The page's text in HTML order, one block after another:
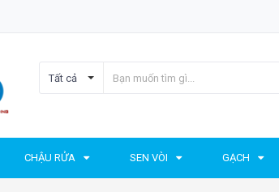
Tất cả
CHẬU RỬA SEN VÒI GẠCH